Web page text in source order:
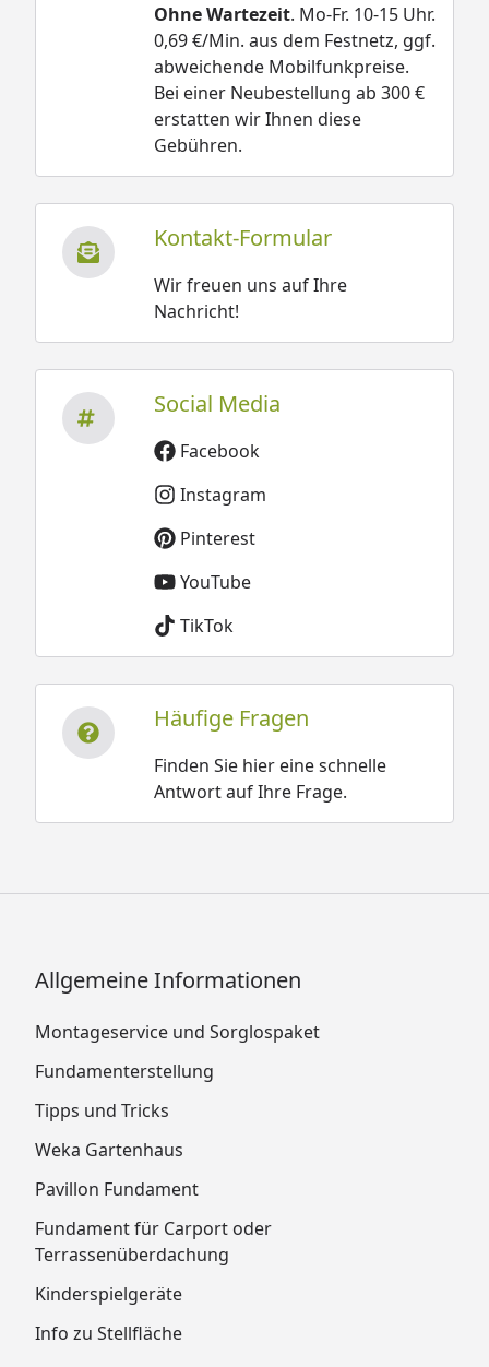
Ohne Wartezeit. Mo-Fr. 10-15 Uhr.
0,69 €/Min. aus dem Festnetz, ggf.
abweichende Mobilfunkpreise.
Bei einer Neubestellung ab 300 €
erstatten wir Ihnen diese
Gebühren.
Kontakt-Formular
Wir freuen uns auf Ihre
Nachricht!
Social Media
Facebook
Instagram
Pinterest
YouTube
TikTok
Häufige Fragen
Finden Sie hier eine schnelle
Antwort auf Ihre Frage.
Allgemeine Informationen
Montageservice und Sorglospaket
Fundamenterstellung
Tipps und Tricks
Weka Gartenhaus
Pavillon Fundament
Fundament für Carport oder
Terrassenüberdachung
Kinderspielgeräte
Info zu Stellfläche